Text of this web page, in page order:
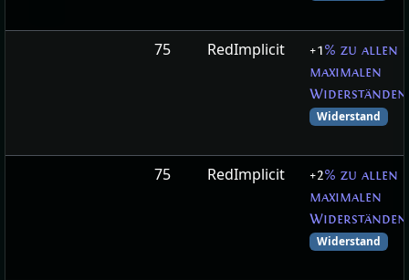
75 RedImplicit +1% zu allen
maximalen
Widerständen
Widerstand
75 RedImplicit +2% zu allen
maximalen
Widerständen
Widerstand